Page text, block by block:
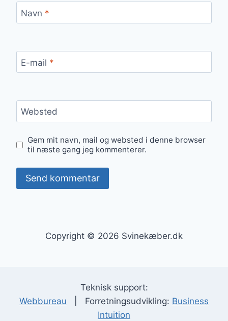
Navn *
E-mail *
Websted
Gem mit navn, mail og websted i denne browser
til næste gang jeg kommenterer.
Copyright © 2026 Svinekæber.dk
Teknisk support:
Webbureau | Forretningsudvikling: Business
Intuition